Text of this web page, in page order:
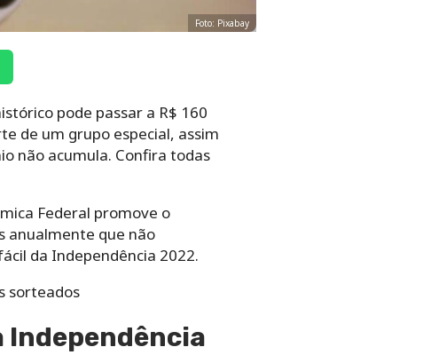
Foto: Pixabay
pode passar a R$ 160
de um grupo especial, assim
não acumula. Confira todas
Federal promove o
anualmente que não
da Independência 2022.
sorteados
Independência